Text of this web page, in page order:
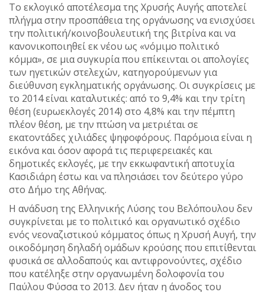
Το εκλογικό αποτέλεσμα της Χρυσής Αυγής αποτελεί
πλήγμα στην προσπάθεια της οργάνωσης να ενισχύσει
την πολιτική/κοινοβουλευτική της βιτρίνα και να
κανονικοποιηθεί εκ νέου ως «νόμιμο πολιτικό
κόμμα», σε μια συγκυρία που επίκεινται οι απολογίες
των ηγετικών στελεχών, κατηγορούμενων για
διεύθυνση εγκληματικής οργάνωσης. Οι συγκρίσεις με
το 2014 είναι καταλυτικές: από το 9,4% και την τρίτη
θέση (ευρωεκλογές 2014) στο 4,8% και την πέμπτη
πλέον θέση, με την πτώση να μετριέται σε
εκατοντάδες χιλιάδες ψηφοφόρους. Παρόμοια είναι η
εικόνα και όσον αφορά τις περιφερειακές και
δημοτικές εκλογές, με την εκκωφαντική αποτυχία
Κασιδιάρη έστω και να πλησιάσει τον δεύτερο γύρο
στο Δήμο της Αθήνας.
Η ανάδυση της Ελληνικής Λύσης του Βελόπουλου δεν
συγκρίνεται με το πολιτικό και οργανωτικό σχέδιο
ενός νεοναζιστικού κόμματος όπως η Χρυσή Αυγή, την
οικοδόμηση δηλαδή ομάδων κρούσης που επιτίθενται
φυσικά σε αλλοδαπούς και αντιφρονούντες, σχέδιο
που κατέληξε στην οργανωμένη δολοφονία του
Παύλου Φύσσα το 2013. Δεν ήταν η άνοδος του